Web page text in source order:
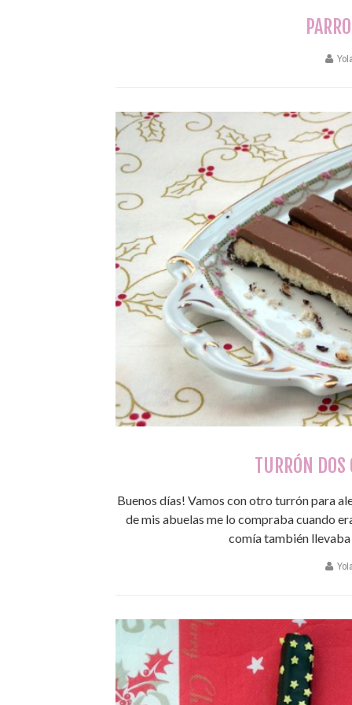
TURRÓN DOS
Buenos días! Vamos con otro turrón para
de mis abuelas me lo compraba cuando
comía también llevaba